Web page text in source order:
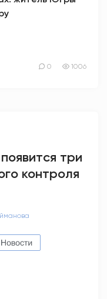
0 1006
три
контроля